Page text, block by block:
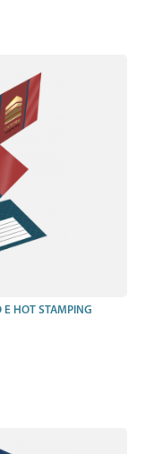
E HOT STAMPING